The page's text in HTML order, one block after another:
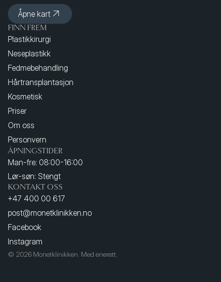
Åpne kart
FINN FREM
Plastikkirurgi
Neseplastikk
Fedmebehandling
Hårtransplantasjon
Kosmetisk
Priser
Om oss
Personvern
ÅPNINGSTIDER
Man-fre: 08:00-16:00
Lør-søn: Stengt
KONTAKT OSS
+47 400 00 617
post@monetklinikken.no
Facebook
Instagram
© 2026 Monetklinikken. Med enerett.